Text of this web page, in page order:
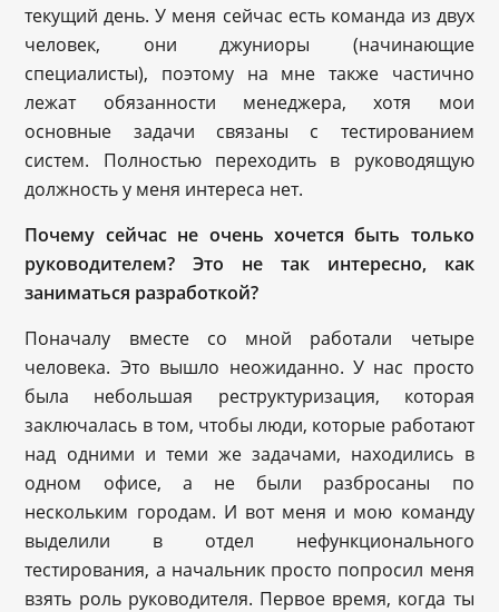
текущий день. У меня сейчас есть команда из двух
человек, они джуниоры (начинающие
специалисты), поэтому на мне также частично
лежат обязанности менеджера, хотя мои
основные задачи связаны с тестированием
систем. Полностью переходить в руководящую
должность у меня интереса нет.
Почему сейчас не очень хочется быть только
руководителем? Это не так интересно, как
заниматься разработкой?
Поначалу вместе со мной работали четыре
человека. Это вышло неожиданно. У нас просто
была небольшая реструктуризация, которая
заключалась в том, чтобы люди, которые работают
над одними и теми же задачами, находились в
одном офисе, а не были разбросаны по
нескольким городам. И вот меня и мою команду
выделили в отдел нефункционального
тестирования, а начальник просто попросил меня
взять роль руководителя. Первое время, когда ты